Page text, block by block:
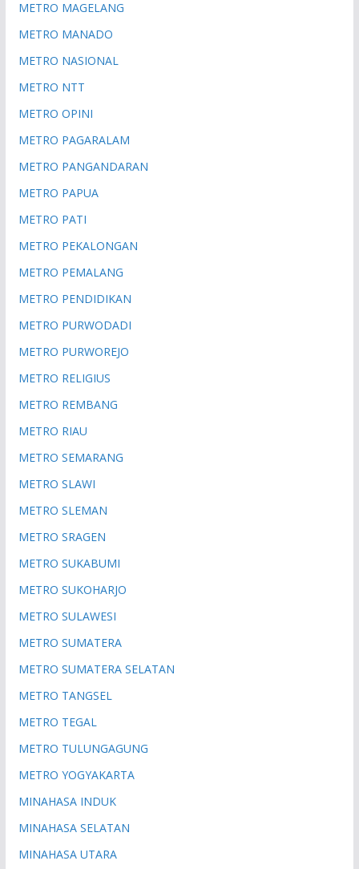
METRO MAGELANG
METRO MANADO
METRO NASIONAL
METRO NTT
METRO OPINI
METRO PAGARALAM
METRO PANGANDARAN
METRO PAPUA
METRO PATI
METRO PEKALONGAN
METRO PEMALANG
METRO PENDIDIKAN
METRO PURWODADI
METRO PURWOREJO
METRO RELIGIUS
METRO REMBANG
METRO RIAU
METRO SEMARANG
METRO SLAWI
METRO SLEMAN
METRO SRAGEN
METRO SUKABUMI
METRO SUKOHARJO
METRO SULAWESI
METRO SUMATERA
METRO SUMATERA SELATAN
METRO TANGSEL
METRO TEGAL
METRO TULUNGAGUNG
METRO YOGYAKARTA
MINAHASA INDUK
MINAHASA SELATAN
MINAHASA UTARA